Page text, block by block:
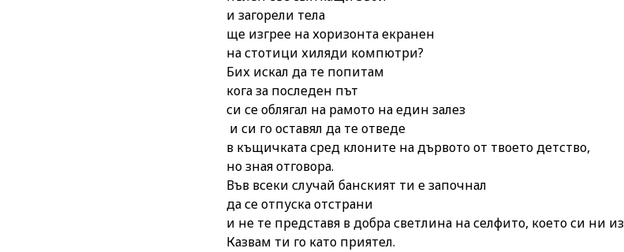
и загорели тела
ще изгрее на хоризонта екранен
на стотици хиляди компютри?
Бих искал да те попитам
кога за последен път
си се облягал на рамото на един залез
и си го оставял да те отведе
в къщичката сред клоните на дървото от твоето детство,
но зная отговора.
Във всеки случай банският ти е започнал
да се отпуска отстрани
и не те представя в добра светлина на селфито, което си ни
Казвам ти го като приятел.